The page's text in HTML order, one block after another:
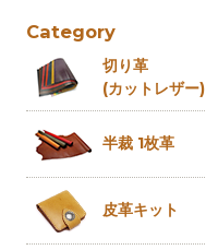
Category
切り革
(カットレザー)
半裁 1枚革
皮革キット